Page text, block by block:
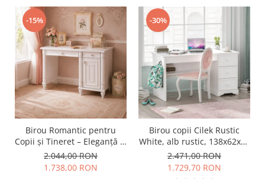
-15%
Birou Romantic pentru
Copii și Tineret – Eleganță și
Funcționalitate, 117x62x75
cm
2.044,00 RON
1.738,00 RON
-30%
Birou copii Cilek Rustic
White, alb rustic, 138x62x75
cm, design clasic pentru
fete
2.471,00 RON
1.729,70 RON